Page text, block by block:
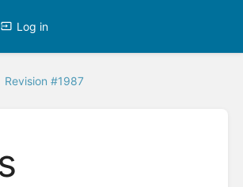
Log in
Revision #1987